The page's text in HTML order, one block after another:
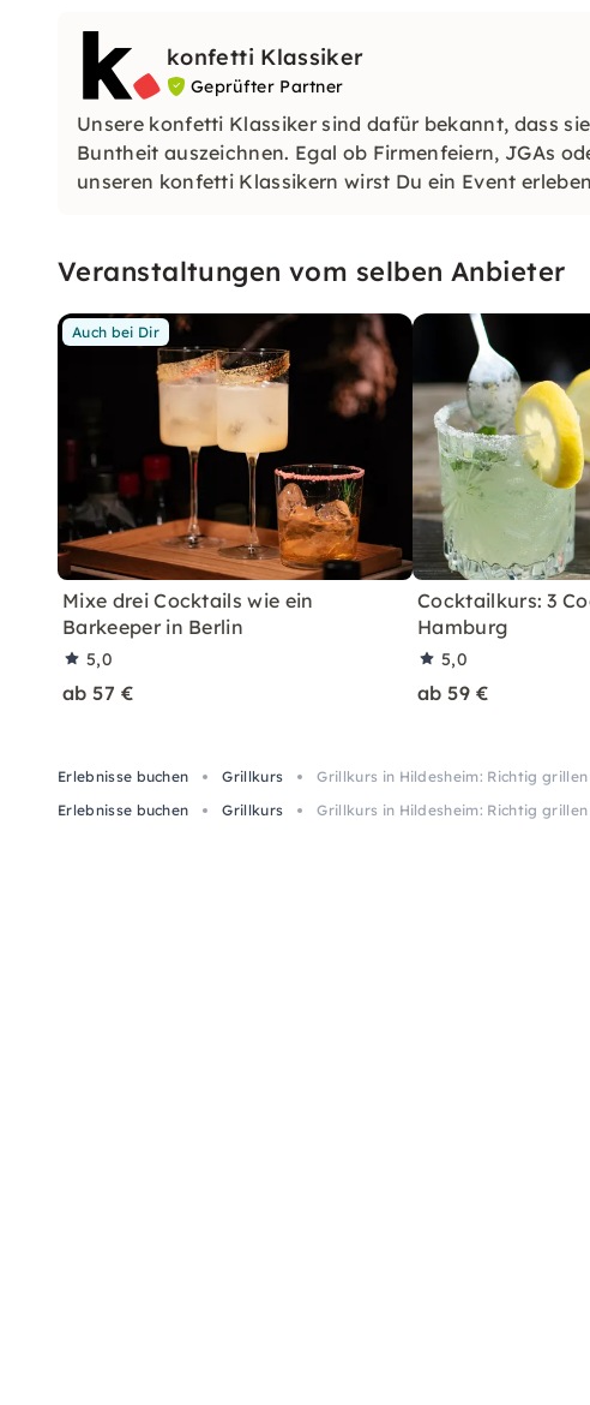
konfetti Klassiker
Geprüfter Partner
Unsere konfetti Klassiker sind dafür bekannt, dass
Buntheit auszeichnen. Egal ob Firmenfeiern, JGAs
unseren konfetti Klassikern wirst Du ein Event
Veranstaltungen vom selben Anbieter
Auch bei Dir
Mixe drei Cocktails wie ein
Barkeeper in Berlin
5,0
ab 57 €
Cocktailkurs: 3
Hamburg
5,0
ab 59 €
Erlebnisse buchen Grillkurs
Grillkurs in Hildesheim: Richtig
Erlebnisse buchen
Grillkurs Grillkurs in Hildesheim: Richtig